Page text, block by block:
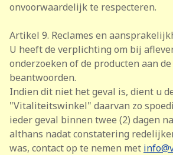
onvoorwaardelijk te respecteren.
Artikel 9. Reclames en
U heeft de verplichting om bij
onderzoeken of de producten aan
beantwoorden.
Indien dit niet het geval is, dient u
"Vitaliteitswinkel" daarvan zo
ieder geval binnen twee (2) dagen
althans nadat constatering
was, contact op te nemen met